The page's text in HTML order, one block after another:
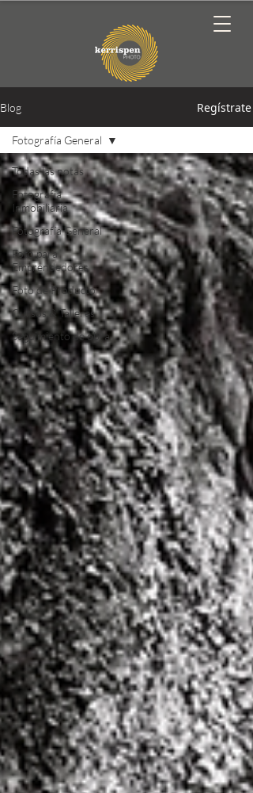
Blog Regístrate
Todas las notas
Fotografía
Inmobiliaria
Fotografía General
Foto para
Emprendedores
Foto de Producto
Cursos & Talleres
Seguimiento de obra
Fotografía General